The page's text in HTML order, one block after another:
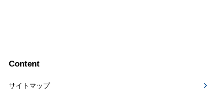
Content
サイトマップ